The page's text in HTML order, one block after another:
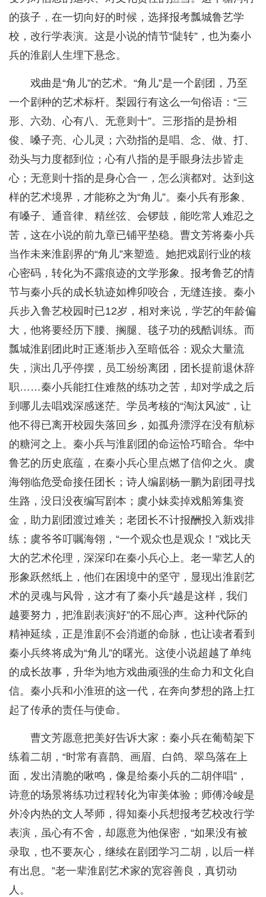
的孩子，在一切向好的时候，选择报考瓢城鲁艺学
校，改行学表演。这是小说的情节“陡转”，也为秦小
兵的淮剧人生埋下悬念。
戏曲是“角儿”的艺术。“角儿”是一个剧团，乃至
一个剧种的艺术标杆。梨园行有这么一句俗语：“三
形、六劲、心有八、无意则十”。三形指的是扮相
俊、嗓子亮、心儿灵；六劲指的是唱、念、做、打、
劲头与力度都到位；心有八指的是手眼身法步皆走
心；无意则十指的是身心合一，怎么演都对。达到这
样的艺术境界，才能称之为“角儿”。秦小兵有形象、
有嗓子、通音律、精丝弦、会锣鼓，能吃常人难忍之
苦，这在小说的前九章已铺平垫稳。曹文芳将秦小兵
当作未来淮剧界的“角儿”来塑造。她把戏剧行业的核
心密码，转化为不露痕迹的文学形象。报考鲁艺的情
节与秦小兵的成长轨迹如榫卯咬合，无缝连接。秦小
兵步入鲁艺校园时已12岁，相对来说，学艺的年龄偏
大，他将要经历下腰、搁腿、毯子功的残酷训练。而
瓢城淮剧团此时正逐渐步入至暗低谷：观众大量流
失，演出几乎停摆，员工纷纷离团，团长提前退休辞
职……秦小兵能扛住难熬的练功之苦，却对学成之后
到哪儿去唱戏深感迷茫。学员考核的“淘汰风波”，让
他不得已离开校园失落回乡，如孤舟漂浮在没有航标
的糖河之上。秦小兵与淮剧团的命运恰巧暗合。华中
鲁艺的历史底蕴，在秦小兵心里点燃了信仰之火。虞
海翎临危受命接任团长；诗人编剧杨一鹏为剧团寻找
生路，没日没夜编写剧本；虞小妹卖掉戏船筹集资
金，助力剧团渡过难关；老团长不计报酬投入新戏排
练；虞爷爷叮嘱海翎，“一个观众也是观众！”戏比天
大的艺术伦理，深深印在秦小兵心上。老一辈艺人的
形象跃然纸上，他们在困境中的坚守，显现出淮剧艺
术的灵魂与风骨，这才有了秦小兵“越是这样，我们
越要努力，把淮剧表演好”的不屈心声。这种代际的
精神延续，正是淮剧不会消逝的命脉，也让读者看到
秦小兵终将成为“角儿”的曙光。这使小说超越了单纯
的成长故事，升华为地方戏曲顽强的生命力和文化自
信。秦小兵和小淮班的这一代，在奔向梦想的路上扛
起了传承的责任与使命。
曹文芳愿意把美好告诉大家：秦小兵在葡萄架下
练着二胡，“时常有喜鹊、画眉、白鸽、翠鸟落在上
面，发出清脆的啾鸣，像是给秦小兵的二胡伴唱”，
诗意的场景将练功过程转化为审美体验；师傅冷峻是
外冷内热的文人琴师，得知秦小兵想报考艺校改行学
表演，虽心有不舍，却愿意为他保密，“如果没有被
录取，也不要灰心，继续在剧团学习二胡，以后一样
有出息。”老一辈淮剧艺术家的宽容善良，真切动
人。